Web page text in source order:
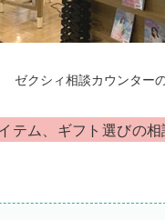
ゼクシィ相談カウンター
テム、ギフト選びの